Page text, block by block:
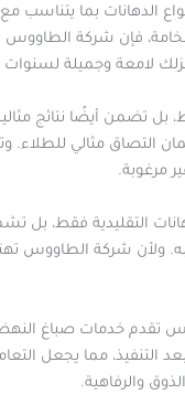
الدهانات بما يتناسب
فإن شركة
لامعة وجميلة
بل تضمن أيضًا نتائج
مثالي للطلاء.
مرغوبة.
فقط، بل تشمل
شركة الطاووس تهتم
تقدم خدمات صباغ
التنفيذ، مما يجعل
والرفاهية.